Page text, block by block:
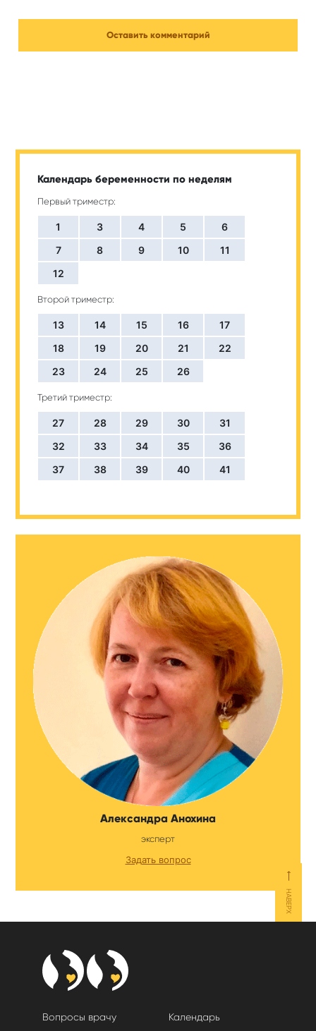
Календарь беременности по неделям
Первый триместр:
1 3 4 5
6
7
8 9 10
11
12
Второй триместр:
13 14 15 16
17
18
19 20 21
22
23
24 25 26
Третий триместр:
27 28 29 30
31
32
33 34 35
36
37
38 39 40 41
Александра Анохина
эксперт
Задать вопрос
⟵
НАВЕРХ
Вопросы врачу
Календарь